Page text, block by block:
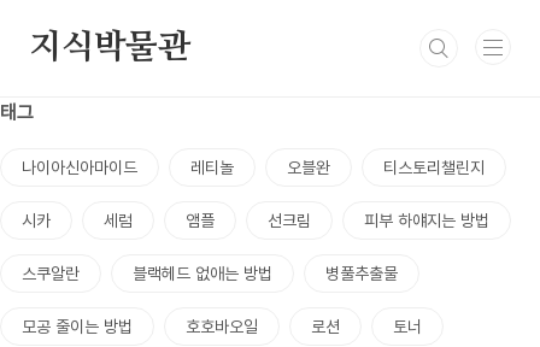
지식박물관
태그
나이아신아마이드 레티놀 오블완 티스토리챌린지
시카 세럼 앰플 선크림 피부 하얘지는 방법
스쿠알란 블랙헤드 없애는 방법 병풀추출물
모공 줄이는 방법 호호바오일 로션 토너